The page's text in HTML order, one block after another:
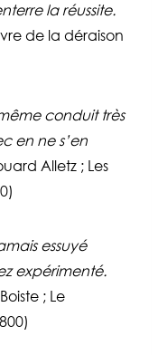
la réussite.
de la déraison
conduit très
en ne s’en
Alletz ; Les
essuyé
expérimenté.
; Le